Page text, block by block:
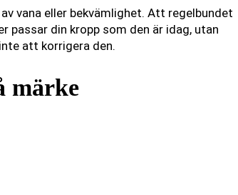
vana eller bekvämlighet. Att regelbundet
din kropp som den är idag, utan
att korrigera den.
märke